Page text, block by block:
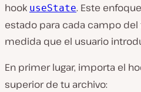
hook useState. Este
estado para cada campo del
medida que el usuario
En primer lugar, importa el
superior de tu archivo: